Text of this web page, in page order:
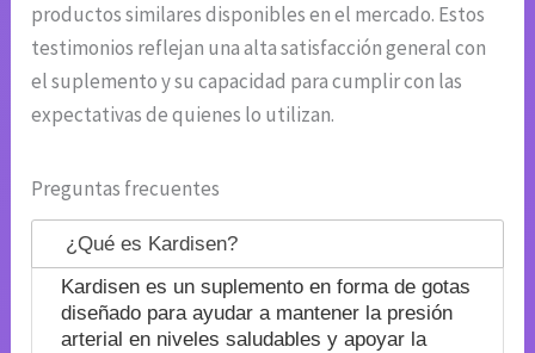
productos similares disponibles en el mercado. Estos
testimonios reflejan una alta satisfacción general con
el suplemento y su capacidad para cumplir con las
expectativas de quienes lo utilizan.
Preguntas frecuentes
¿Qué es Kardisen?
Kardisen es un suplemento en forma de gotas
diseñado para ayudar a mantener la presión
arterial en niveles saludables y apoyar la